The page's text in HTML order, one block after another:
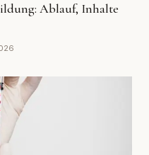
Ablauf, Inhalte